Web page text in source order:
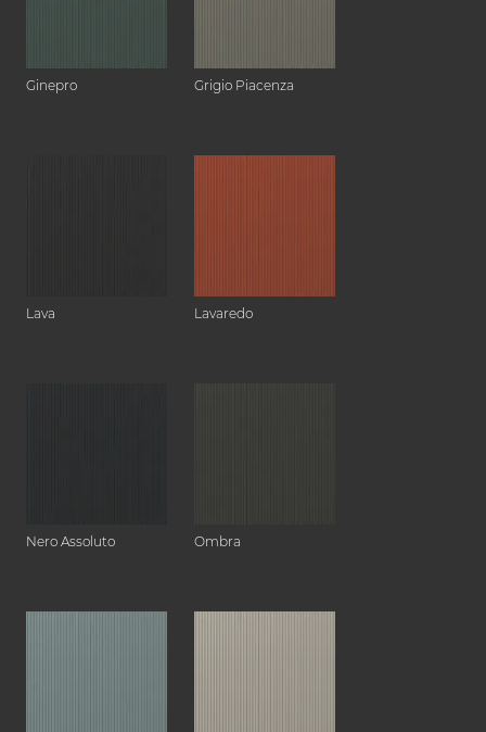
Ginepro Grigio Piacenza
Lava Lavaredo
Nero Assoluto Ombra